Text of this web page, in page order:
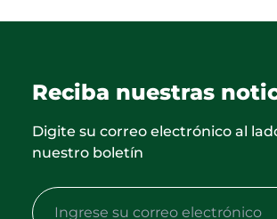
Reciba nuestras
Digite su correo electrónico al
nuestro boletín